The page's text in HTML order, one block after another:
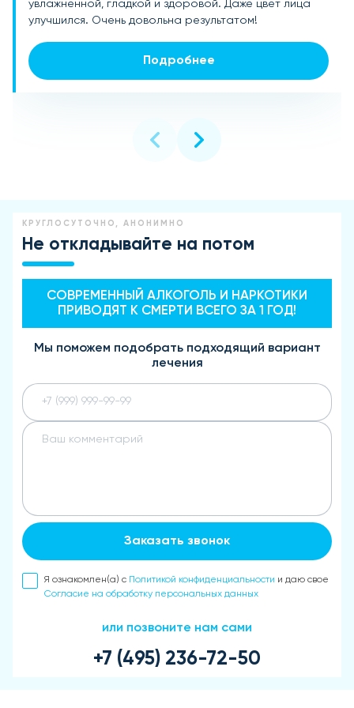
увлажненной, гладкой и здоровой. Даже цвет лица
улучшился. Очень довольна результатом!
Подробнее
минимумом косметики, потому что кожа выглядит
ухоженной и сияющей.
Подробнее
более свежим. Приятно удивлена эффектом,
рекомендую всем!
Подробнее
КРУГЛОСУТОЧНО, АНОНИМНО
Не откладывайте на потом
СОВРЕМЕННЫЙ АЛКОГОЛЬ И НАРКОТИКИ
ПРИВОДЯТ К СМЕРТИ ВСЕГО ЗА 1 ГОД!
Мы поможем подобрать подходящий вариант
лечения
Заказать звонок
Я ознакомлен(а) с Политикой конфиденциальности и даю свое
Согласие на обработку персональных данных
или позвоните нам сами
+7 (495) 236-72-50